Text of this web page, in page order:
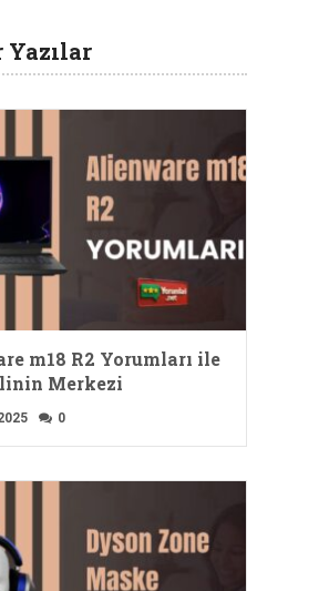
Yazılar
m18 R2 Yorumları ile
Merkezi
0